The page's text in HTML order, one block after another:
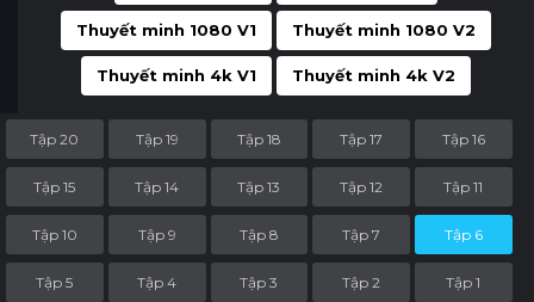
Thuyết minh 1080 V1 Thuyết minh 1080 V2
Thuyết minh 4k V1 Thuyết minh 4k V2
Tập 20 Tập 19 Tập 18 Tập 17 Tập 16
Tập 15 Tập 14 Tập 13 Tập 12 Tập 11
Tập 10 Tập 9 Tập 8 Tập 7 Tập 6
Tập 5 Tập 4 Tập 3 Tập 2 Tập 1